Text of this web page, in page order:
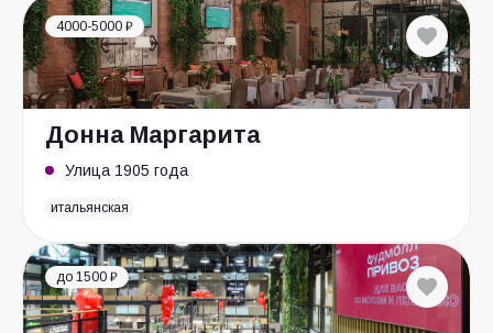
4000-5000 ₽
Донна Маргарита
Улица 1905 года
итальянская
до 1500 ₽